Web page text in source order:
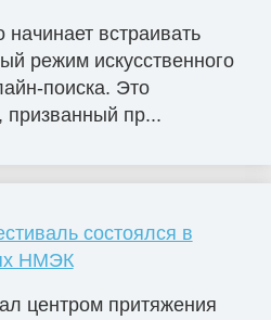
начинает встраивать
режим искусственного
поиска. Это
призванный пр...
состоялся в
НМЭК
центром притяжения